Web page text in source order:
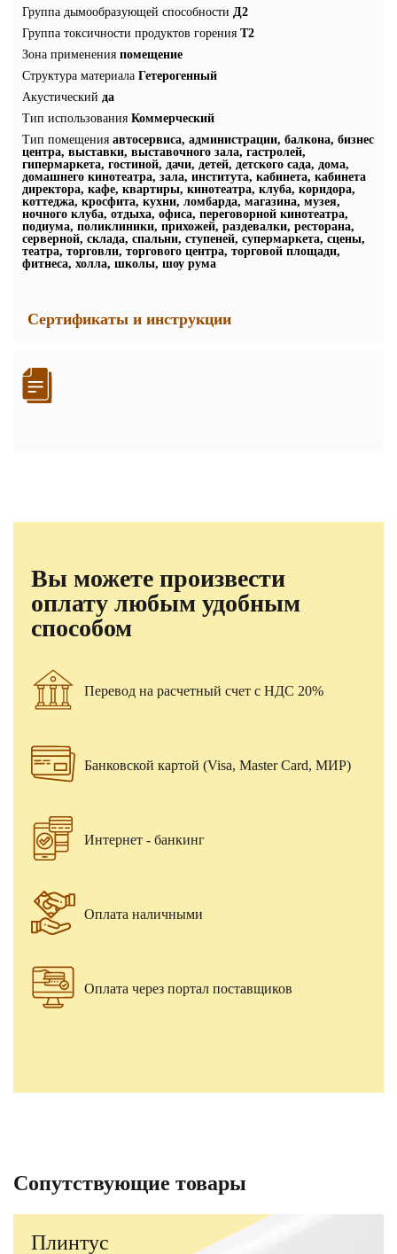
Группа дымообразующей способности Д2
Группа токсичности продуктов горения Т2
Зона применения помещение
Структура материала Гетерогенный
Акустический да
Тип использования Коммерческий
Тип помещения автосервиса, администрации, балкона, бизнес
центра, выставки, выставочного зала, гастролей,
гипермаркета, гостиной, дачи, детей, детского сада, дома,
домашнего кинотеатра, зала, института, кабинета, кабинета
директора, кафе, квартиры, кинотеатра, клуба, коридора,
коттеджа, кросфита, кухни, ломбарда, магазина, музея,
ночного клуба, отдыха, офиса, переговорной кинотеатра,
подиума, поликлиники, прихожей, раздевалки, ресторана,
серверной, склада, спальни, ступеней, супермаркета, сцены,
театра, торговли, торгового центра, торговой площади,
фитнеса, холла, школы, шоу рума
Сертификаты и инструкции
Вы можете произвести
оплату любым удобным
способом
Перевод на расчетный счет с НДС 20%
Банковской картой (Visa, Master Card, МИР)
Интернет - банкинг
Оплата наличными
Оплата через портал поставщиков
Сопутствующие товары
Плинтус